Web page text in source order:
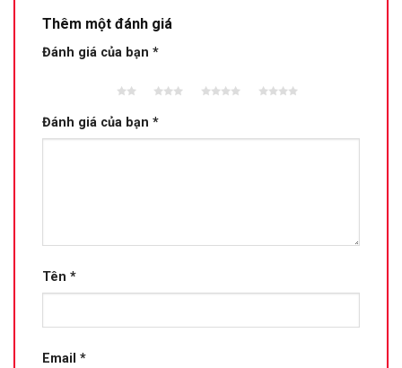
Thêm một đánh giá
Đánh giá của bạn *
5 sao
sao
sao
sao
Đánh giá của bạn *
Tên *
Email *